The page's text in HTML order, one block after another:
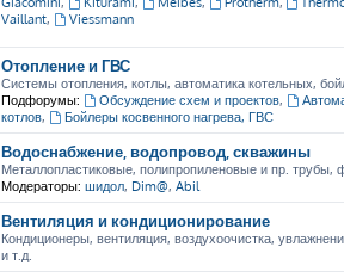
Vaillant, Viessmann
Отопление и ГВС
Системы отопления, котлы, автоматика котельных,
Подфорумы:
Обсуждение схем и проектов,
котлов, Бойлеры косвенного нагрева, ГВС
Водоснабжение, водопровод, скважины
Металлопластиковые, полипропиленовые и пр. трубы,
Модераторы: шидол, Dim@, Abil
Вентиляция и кондиционирование
Кондиционеры, вентиляция, воздухоочистка,
и т.д.